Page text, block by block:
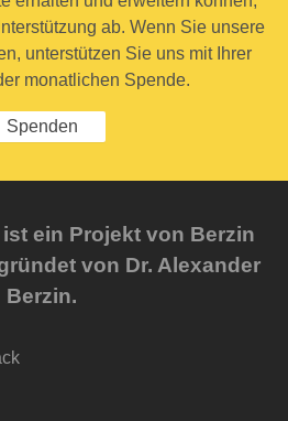
ab. Wenn Sie unsere
unterstützen Sie uns mit Ihrer
monatlichen Spende.
Spenden
ein Projekt von Berzin
von Dr. Alexander
Berzin.